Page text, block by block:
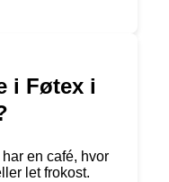
i Føtex i
en café, hvor
let frokost.